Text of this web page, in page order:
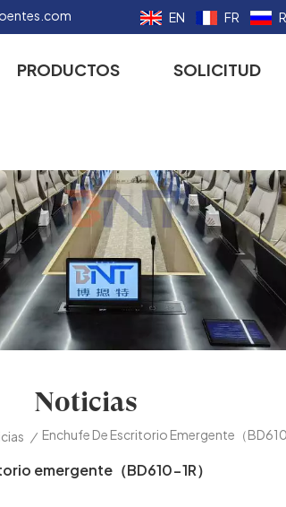
EN FR
PRODUCTOS SOLICITUD
Noticias
/ Enchufe De Escritorio Emergente（
emergente（BD610-1R）